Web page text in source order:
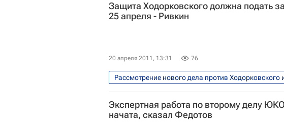
Защита Ходорковского должна подать
25 апреля - Ривкин
20 апреля 2011, 13:31 76
Рассмотрение нового дела против Ходорковского
Экспертная работа по второму делу
начата, сказал Федотов